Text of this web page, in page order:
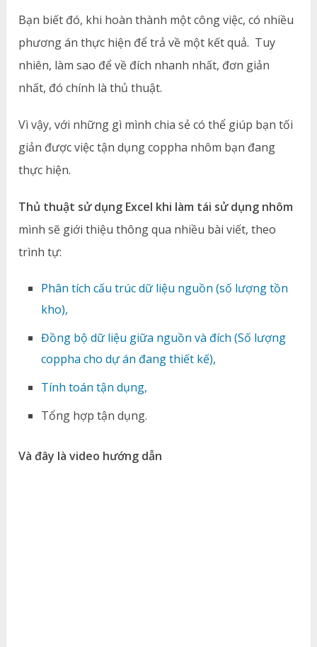
Bạn biết đó, khi hoàn thành một công việc, có nhiều
phương án thực hiện để trả về một kết quả. Tuy
nhiên, làm sao để về đích nhanh nhất, đơn giản
nhất, đó chính là thủ thuật.
Vì vậy, với những gì mình chia sẻ có thể giúp bạn tối
giản được việc tận dụng coppha nhôm bạn đang
thực hiện.
Thủ thuật sử dụng Excel khi làm tái sử dụng nhôm
mình sẽ giới thiệu thông qua nhiều bài viết, theo
trình tự:
Phân tích cấu trúc dữ liệu nguồn (số lượng tồn
kho),
Đồng bộ dữ liệu giữa nguồn và đích (Số lượng
coppha cho dự án đang thiết kế),
Tính toán tận dụng,
Tổng hợp tận dụng.
Và đây là video hướng dẫn